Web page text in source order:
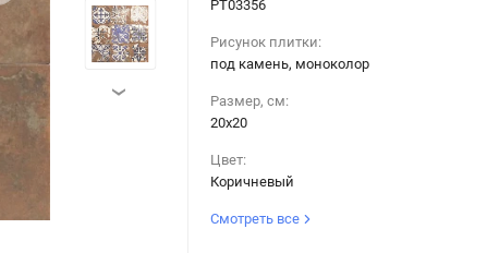
›
PT03356
Рисунок плитки:
под камень, моноколор
Размер, см:
20х20
Цвет:
Коричневый
Смотреть все